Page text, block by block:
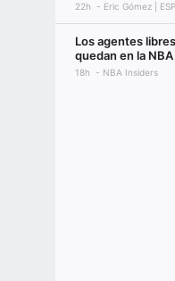
22h Eric Gómez |
Los agentes
quedan en la NBA
18h NBA Insiders